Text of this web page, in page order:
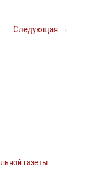
Следующая →
газеты